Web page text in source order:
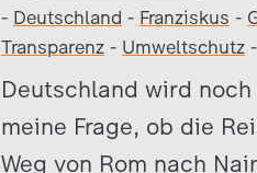
- Deutschland - Franziskus -
Transparenz - Umweltschutz -
Deutschland wird
meine Frage, ob die
Weg von Rom nach